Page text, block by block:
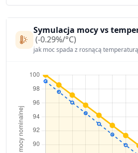
Symulacja mocy vs
(-0.29%/°C)
jak moc spada z rosnącą